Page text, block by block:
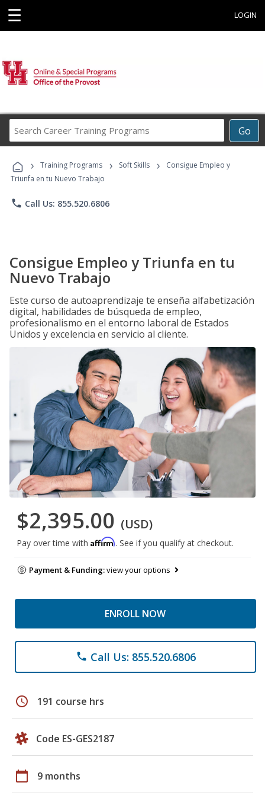
☰ LOGIN
Go
Career
Programs
› Training Programs › Soft Skills ›
Consigue Empleo y
Triunfa en tu Nuevo Trabajo
phone Call Us: 855.520.6806
Consigue Empleo y Triunfa en tu
Nuevo Trabajo
Este curso de autoaprendizaje te enseña alfabetización
digital, habilidades de búsqueda de empleo,
profesionalismo en el entorno laboral de Estados
Unidos y excelencia en servicio al cliente.
$2,395.00 (USD)
Pay over time with Affirm. See if you qualify at checkout.
Payment & Funding:view your options
ENROLL NOW
phone Call Us: 855.520.6806
schedule 191 course hrs
Code ES-GES2187
calendar_today 9 months